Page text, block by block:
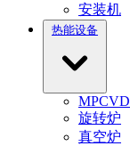
安装机
热能设备
MPCVD
旋转炉
真空炉